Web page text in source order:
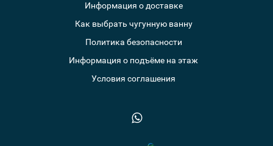
Информация о доставке
Как выбрать чугунную ванну
Политика безопасности
Информация о подъёме на этаж
Условия соглашения